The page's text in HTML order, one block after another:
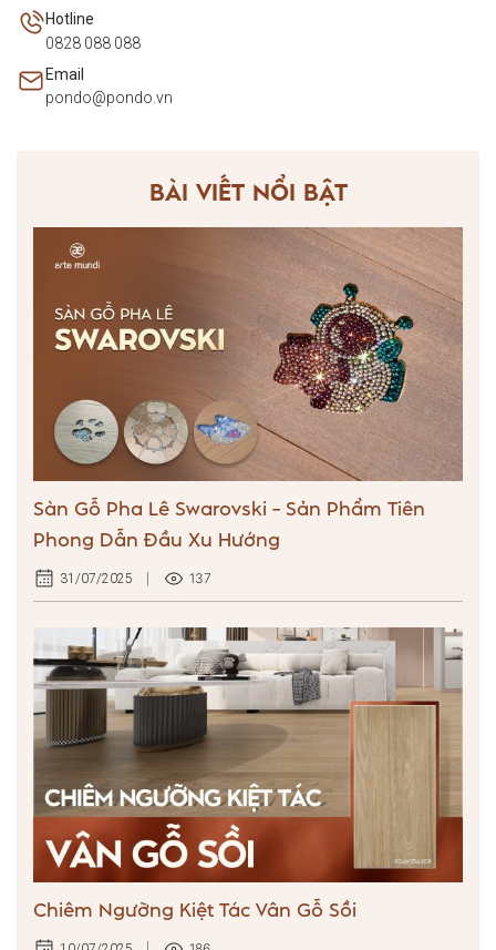
BÀI VIẾT NỔI BẬT
Sàn Gỗ Pha Lê Swarovski – Sản Phẩm Tiên
Phong Dẫn Đầu Xu Hướng
31/07/2025 137
Chiêm Ngưỡng Kiệt Tác Vân Gỗ Sồi
Hotline
0828 088 088
Email
pondo@pondo.vn